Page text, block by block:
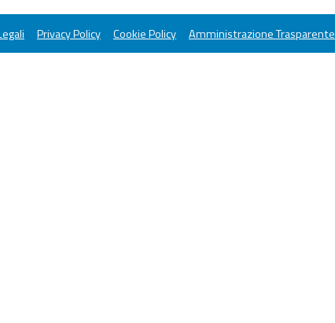
Privacy Policy Cookie Policy Amministrazione Trasparente